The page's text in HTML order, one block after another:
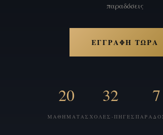
παραδόσεις
ΕΓΓΡΑΦΉ ΤΏΡΑ
20
ΜΑΘΉΜΑΤΑ
32
ΣΧΟΛΈΣ-ΠΗΓΈΣ
7